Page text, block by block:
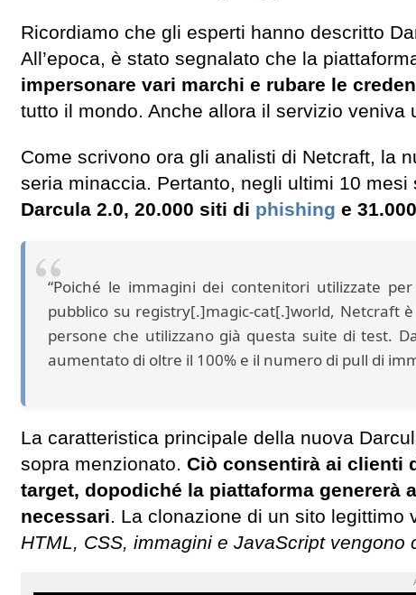
Ricordiamo che gli esperti hanno descritto
All’epoca, è stato segnalato che la
impersonare vari marchi e rubare le
tutto il mondo. Anche allora il servizio veniva
Come scrivono ora gli analisti di Netcraft, la
seria minaccia. Pertanto, negli ultimi 10
Darcula 2.0, 20.000 siti di phishing e
“Poiché le immagini dei contenitori utilizzate
pubblico su registry[.]magic-cat[.]world, Netcraft
persone che utilizzano già questa suite di test.
aumentato di oltre il 100% e il numero di pull di
La caratteristica principale della nuova
sopra menzionato. Ciò consentirà ai clienti
target, dopodiché la piattaforma genererà
necessari. La clonazione di un sito legittimo
HTML, CSS, immagini e JavaScript